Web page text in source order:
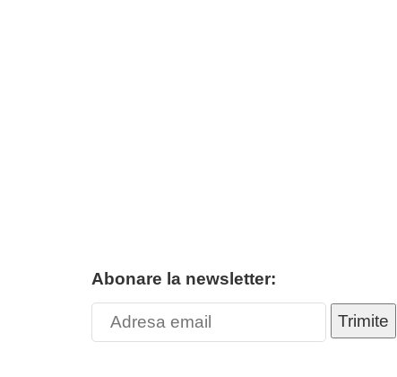
Abonare la newsletter:
Trimite